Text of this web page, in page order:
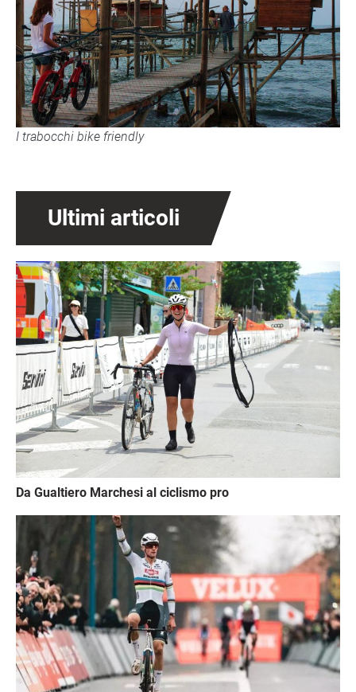
I trabocchi bike friendly
Ultimi articoli
Immagine
Da Gualtiero Marchesi al ciclismo pro